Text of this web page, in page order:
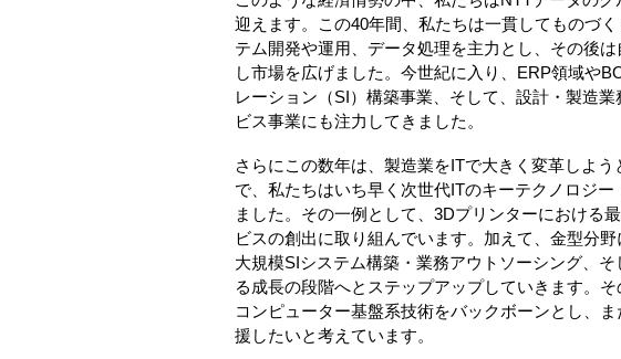
迎えます。この40年間、私たちは一貫してものづ
テム開発や運用、データ処理を主力とし、その後
し市場を広げました。今世紀に入り、ERP領域や
レーション（SI）構築事業、そして、設計・製造
ビス事業にも注力してきました。
さらにこの数年は、製造業をITで大きく変革しよ
で、私たちはいち早く次世代ITのキーテクノロジ
ました。その一例として、3Dプリンターにおける
ビスの創出に取り組んでいます。加えて、金型分
大規模SIシステム構築・業務アウトソーシング、
る成長の段階へとステップアップしていきます。
コンピューター基盤系技術をバックボーンとし、
援したいと考えています。